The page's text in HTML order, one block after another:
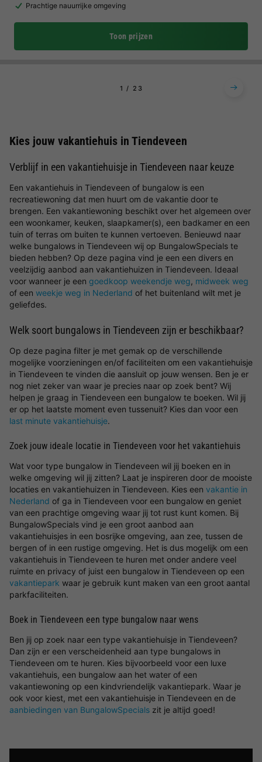
Prachtige nauurrijke omgeving
Toon prijzen
1 2 3
Kies jouw vakantiehuis in Tiendeveen
Verblijf in een vakantiehuisje in Tiendeveen naar keuze
Een vakantiehuis in Tiendeveen of bungalow is een
recreatiewoning dat men huurt om de vakantie door te
brengen. Een vakantiewoning beschikt over het algemeen over
een woonkamer, keuken, slaapkamer(s), een badkamer en een
tuin of terras om buiten te kunnen vertoeven. Benieuwd naar
welke bungalows in Tiendeveen wij op BungalowSpecials te
bieden hebben? Op deze pagina vind je een een divers en
veelzijdig aanbod aan vakantiehuizen in Tiendeveen. Ideaal
voor wanneer je een goedkoop weekendje weg, midweek weg
of een weekje weg in Nederland of het buitenland wilt met je
geliefdes.
Welk soort bungalows in Tiendeveen zijn er beschikbaar?
Op deze pagina filter je met gemak op de verschillende
mogelijke voorzieningen en/of faciliteiten om een vakantiehuisje
in Tiendeveen te vinden die aansluit op jouw wensen. Ben je er
nog niet zeker van waar je precies naar op zoek bent? Wij
helpen je graag in Tiendeveen een bungalow te boeken. Wil jij
er op het laatste moment even tussenuit? Kies dan voor een
last minute vakantiehuisje.
Zoek jouw ideale locatie in Tiendeveen voor het vakantiehuis
Wat voor type bungalow in Tiendeveen wil jij boeken en in
welke omgeving wil jij zitten? Laat je inspireren door de mooiste
locaties en vakantiehuizen in Tiendeveen. Kies een vakantie in
Nederland of ga in Tiendeveen voor een bungalow en geniet
van een prachtige omgeving waar jij tot rust kunt komen. Bij
BungalowSpecials vind je een groot aanbod aan
vakantiehuisjes in een bosrijke omgeving, aan zee, tussen de
bergen of in een rustige omgeving. Het is dus mogelijk om een
vakantiehuis in Tiendeveen te huren met onder andere veel
ruimte en privacy of juist een bungalow in Tiendeveen op een
vakantiepark waar je gebruik kunt maken van een groot aantal
parkfaciliteiten.
Boek in Tiendeveen een type bungalow naar wens
Ben jij op zoek naar een type vakantiehuisje in Tiendeveen?
Dan zijn er een verscheidenheid aan type bungalows in
Tiendeveen om te huren. Kies bijvoorbeeld voor een luxe
vakantiehuis, een bungalow aan het water of een
vakantiewoning op een kindvriendelijk vakantiepark. Waar je
ook voor kiest, met een vakantiehuisje in Tiendeveen en de
aanbiedingen van BungalowSpecials zit je altijd goed!